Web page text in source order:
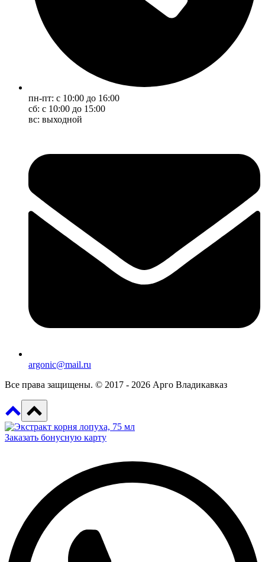
пн-пт: с 10:00 до 16:00
сб: с 10:00 до 15:00
вс: выходной
argonic@mail.ru
Все права защищены. © 2017 - 2026 Арго Владикавказ
Заказать бонусную карту